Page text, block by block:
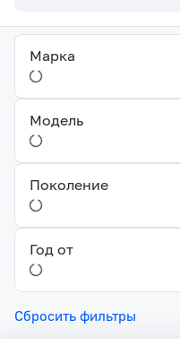
Марка
Модель
Поколение
Год от
Сбросить фильтры